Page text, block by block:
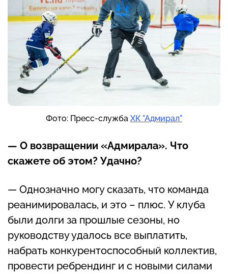
Фото: Пресс-служба ХК "Адмирал"
— О возвращении «Адмирала». Что
скажете об этом? Удачно?
— Однозначно могу сказать, что команда
реанимировалась, и это – плюс. У клуба
были долги за прошлые сезоны, но
руководству удалось все выплатить,
набрать конкурентоспособный коллектив,
провести ребрендинг и с новыми силами